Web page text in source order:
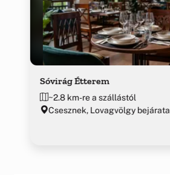
Sóvirág Étterem
~2.8 km-re a szállástól
Csesznek, Lovagvölgy bejárata